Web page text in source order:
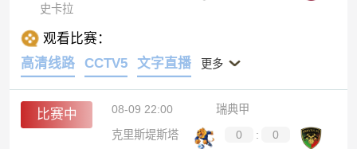
史卡拉
观看比赛：
高清线路
CCTV5 文字直播 更多
比赛中 08-09 22:00
瑞典甲
克里斯堤斯塔
0 :
0